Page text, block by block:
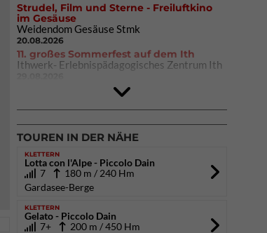
Strudel, Film und Sterne - Freiluftkino
im Gesäuse
Weidendom Gesäuse Stmk
20.08.2026
11. großes Sommerfest auf dem Ith
Ithwerk- Erlebnispädagogisches Zentrum Ith
DAV Kletter- & Boulderzentrum München
Süd (Thalkirchen)
TOUREN IN DER NÄHE
KLETTERN
Lotta con l'Alpe - Piccolo Dain
7
180 m / 240 Hm
Gardasee-Berge
KLETTERN
Gelato - Piccolo Dain
7+
200 m / 450 Hm